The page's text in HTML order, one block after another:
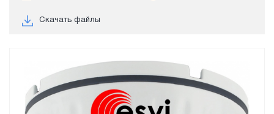
Скачать файлы